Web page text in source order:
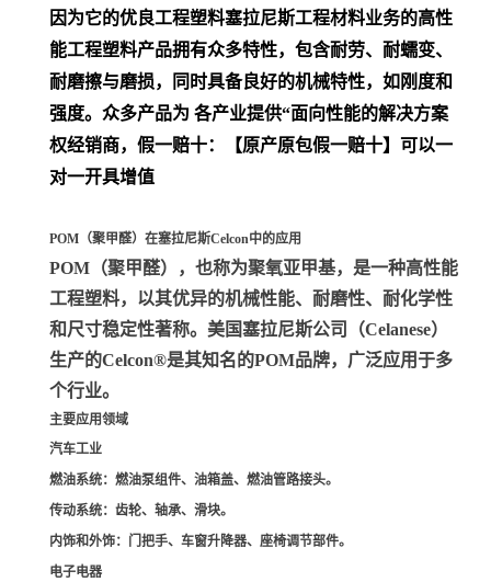
因为它的优良工程塑料塞拉尼斯工程材料业务的高性
能工程塑料产品拥有众多特性，包含耐劳、耐蠕变、
耐磨擦与磨损，同时具备良好的机械特性，如刚度和
强度。众多产品为 各产业提供“面向性能的解决方案
权经销商，假一赔十：【原产原包假一赔十】可以一
对一开具增值
POM（聚甲醛）在塞拉尼斯Celcon中的应用
POM（聚甲醛）
，也称为聚氧亚甲基，是一种高性能
工程塑料，以其优异的机械性能、耐磨性、耐化学性
和尺寸稳定性著称。美国塞拉尼斯公司（Celanese）
生产的Celcon®是其知名的POM品牌，广泛应用于多
个行业。
主要应用领域
汽车工业
燃油系统：燃油泵组件、油箱盖、燃油管路接头。
传动系统：齿轮、轴承、滑块。
内饰和外饰：门把手、车窗升降器、座椅调节部件。
电子电器